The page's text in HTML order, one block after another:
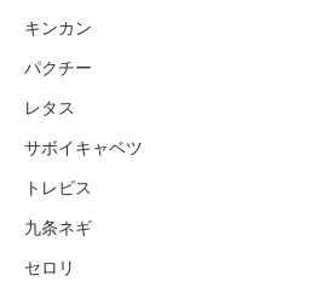
キンカン
パクチー
レタス
サボイキャベツ
トレビス
九条ネギ
セロリ